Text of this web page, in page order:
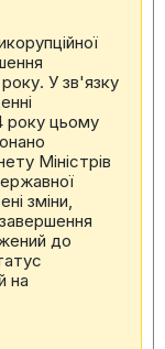
У зв'язку
року цьому
Міністрів
зміни,
до
на